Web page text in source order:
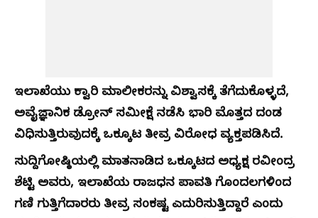
ಇಲಾಖೆಯು ಕ್ವಾರಿ ಮಾಲೀಕರನ್ನು ವಿಶ್ವಾಸಕ್ಕೆ ತೆಗೆದುಕೊಳ್ಳದೆ,
ಅವೈಜ್ಞಾನಿಕ ಡ್ರೋನ್ ಸಮೀಕ್ಷೆ ನಡೆಸಿ ಭಾರಿ ಮೊತ್ತದ ದಂಡ
ವಿಧಿಸುತ್ತಿರುವುದಕ್ಕೆ ಒಕ್ಕೂಟ ತೀವ್ರ ವಿರೋಧ ವ್ಯಕ್ತಪಡಿಸಿದೆ.
ಸುದ್ದಿಗೋಷ್ಠಿಯಲ್ಲಿ ಮಾತನಾಡಿದ ಒಕ್ಕೂಟದ ಅಧ್ಯಕ್ಷ ರವೀಂದ್ರ
ಶೆಟ್ಟಿ ಅವರು, ಇಲಾಖೆಯ ರಾಜಧನ ಪಾವತಿ ಗೊಂದಲಗಳಿಂದ
ಗಣಿ ಗುತ್ತಿಗೆದಾರರು ತೀವ್ರ ಸಂಕಷ್ಟ ಎದುರಿಸುತ್ತಿದ್ದಾರೆ ಎಂದು